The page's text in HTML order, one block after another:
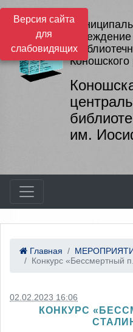
Версия сайта
для
слабовидящих
Коношского
им.
Главная
Конкурс «Бессмертный
02.02.2023 16:06
КОНКУРС